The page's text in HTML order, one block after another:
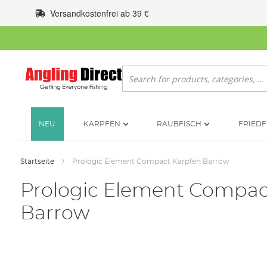
Inhalt
springen
Versandkostenfrei ab 39 €
Suche
NEU KARPFEN RAUBFISCH
Startseite Prologic Element Compact Karpfen Barrow
Prologic Element
Barrow